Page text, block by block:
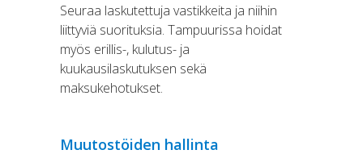
Seuraa laskutettuja vastikkeita ja niihin
liittyviä suorituksia. Tampuurissa hoidat
myös erillis-, kulutus- ja
kuukausilaskutuksen sekä
maksukehotukset.
Muutostöiden hallinta